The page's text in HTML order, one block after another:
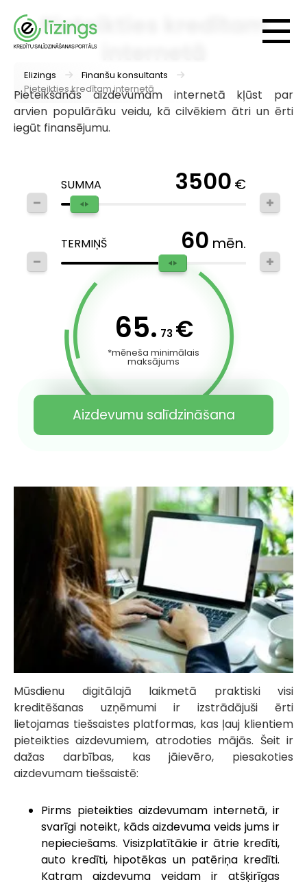
Elizings
Finanšu konsultants
Pieteikties kredītam internetā
Pieteikties kredītam
Pieteikšanās aizdevumam internetā kļūst par
arvien populārāku veidu, kā cilvēkiem ātri un ērti
iegūt finansējumu.
SUMMA 3500 €
TERMIŅŠ 60 mēn.
65. 73 €
*mēneša minimālais
maksājums
Aizdevumu salīdzināšana
Mūsdienu digitālajā laikmetā praktiski visi
kreditēšanas uzņēmumi ir izstrādājuši ērti
lietojamas tiešsaistes platformas, kas ļauj klientiem
pieteikties aizdevumiem, atrodoties mājās. Šeit ir
dažas darbības, kas jāievēro, piesakoties
aizdevumam tiešsaistē:
Pirms pieteikties aizdevumam internetā, ir
svarīgi noteikt, kāds aizdevuma veids jums ir
nepieciešams. Visizplatītākie ir ātrie kredīti,
auto kredīti, hipotēkas un patēriņa kredīti.
Katram aizdevuma veidam ir atšķirīgas